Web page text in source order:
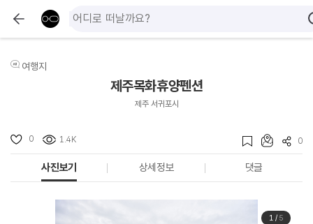
여행지
제주목화휴양펜션
제주 서귀포시
0 1.4K 0
사진보기 상세정보 댓글
1/ 5